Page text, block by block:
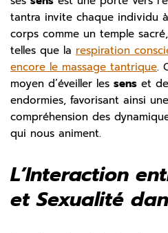
tantra invite chaque individu
corps comme un temple
telles que la respiration
encore le massage tantrique.
moyen d’éveiller les sens et
endormies, favorisant ainsi
compréhension des
qui nous animent.
L’Interaction
et Sexualité